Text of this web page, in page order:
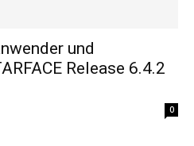
und
Release 6.4.2
0